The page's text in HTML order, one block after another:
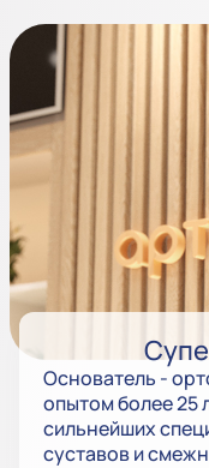
Основатель -
опытом более 25
сильнейших
суставов и